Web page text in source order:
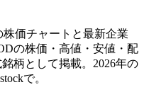
株価チャートと最新企業
の株価・高値・安値・配
柄として掲載。2026年の
で。